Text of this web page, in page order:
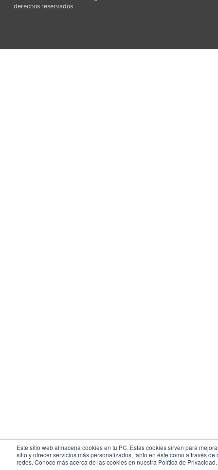
Este sitio web almacena cookies en tu PC. Estas cookies sirven para
sitio y ofrecer servicios más personalizados, tanto en éste como a través de
redes. Conoce más acerca de las cookies en nuestra Política de Privacidad.
derechos reservados